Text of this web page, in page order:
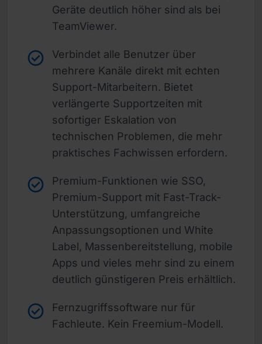
Geräte deutlich höher sind als bei
TeamViewer.
Verbindet alle Benutzer über
mehrere Kanäle direkt mit echten
Support-Mitarbeitern. Bietet
verlängerte Supportzeiten mit
sofortiger Eskalation von
technischen Problemen, die mehr
praktisches Fachwissen erfordern.
Premium-Funktionen wie SSO,
Premium-Support mit Fast-Track-
Unterstützung, umfangreiche
Anpassungsoptionen und White
Label, Massenbereitstellung, mobile
Apps und vieles mehr sind zu einem
deutlich günstigeren Preis erhältlich.
Fernzugriffssoftware nur für
Fachleute. Kein Freemium-Modell.